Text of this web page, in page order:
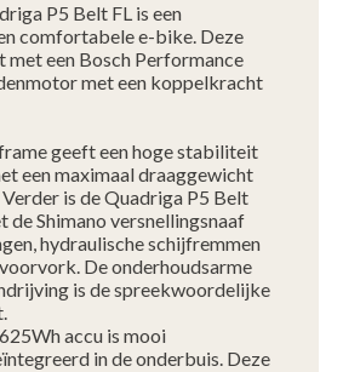
P5 Belt FL is een
comfortabele e-bike. Deze
met een Bosch Performance
met een koppelkracht
geeft een hoge stabiliteit
een maximaal draaggewicht
is de Quadriga P5 Belt
de Shimano versnellingsnaaf
hydraulische schijfremmen
De onderhoudsarme
is de spreekwoordelijke
accu is mooi
in de onderbuis. Deze